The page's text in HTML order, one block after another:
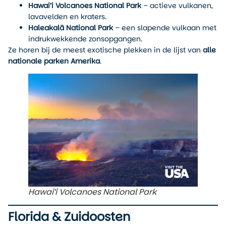
Hawai’i Volcanoes National Park – actieve vulkanen,
lavavelden en kraters.
Haleakalā National Park – een slapende vulkaan met
indrukwekkende zonsopgangen.
Ze horen bij de meest exotische plekken in de lijst van alle
nationale parken Amerika.
Hawai’i Volcanoes National Park
Florida & Zuidoosten